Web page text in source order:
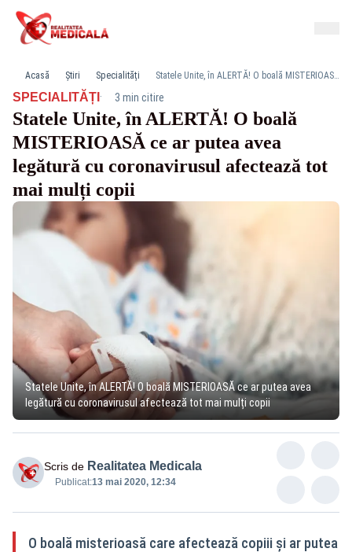
Acasă Știri Specialități Statele Unite, în ALERTĂ! O boală MISTERIOASĂ ce ar putea avea legătură cu coronavirusul afectează tot mai mulți copii
SPECIALITĂȚI · 3 min citire
Statele Unite, în ALERTĂ! O boală
MISTERIOASĂ ce ar putea avea
legătură cu coronavirusul afectează tot
mai mulți copii
Statele Unite, în ALERTĂ! O boală MISTERIOASĂ ce ar putea avea
legătură cu coronavirusul afectează tot mai mulți copii
Scris de Realitatea Medicala
Publicat:13 mai 2020, 12:34
O boală misterioasă care afectează copiii și ar putea